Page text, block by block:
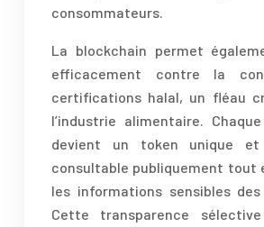
consommateurs.
La blockchain permet
efficacement contre la
certifications halal, un fléau
l’industrie alimentaire.
devient un token unique et
consultable publiquement tout
les informations sensibles
Cette transparence